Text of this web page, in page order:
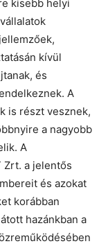
kisebb helyi
kívül
és
A
is részt vesznek,
a nagyobb
A
Zrt. a jelentős
és azokat
korábban
hazánkban a